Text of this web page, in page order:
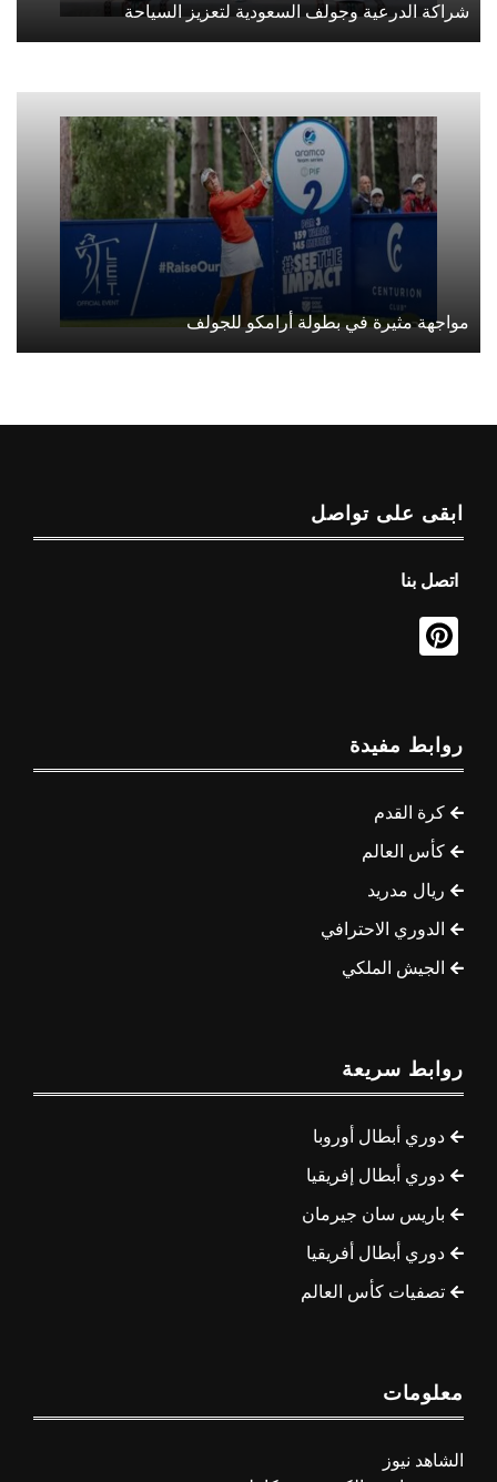
شراكة الدرعية وجولف السعودية لتعزيز السياحة
مواجهة مثيرة في بطولة أرامكو للجولف
ابقى على تواصل
اتصل بنا
روابط مفيدة
كرة القدم
كأس العالم
ريال مدريد
الدوري الاحترافي
الجيش الملكي
روابط سريعة
دوري أبطال أوروبا
دوري أبطال إفريقيا
باريس سان جيرمان
دوري أبطال أفريقيا
تصفيات كأس العالم
معلومات
الشاهد نيوز